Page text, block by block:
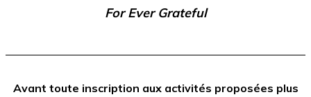
For Ever Grateful
Avant toute inscription aux activités proposées plus